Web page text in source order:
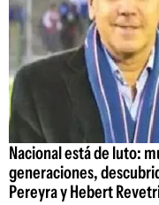
Nacional está de luto:
generaciones,
Pereyra y Hebert